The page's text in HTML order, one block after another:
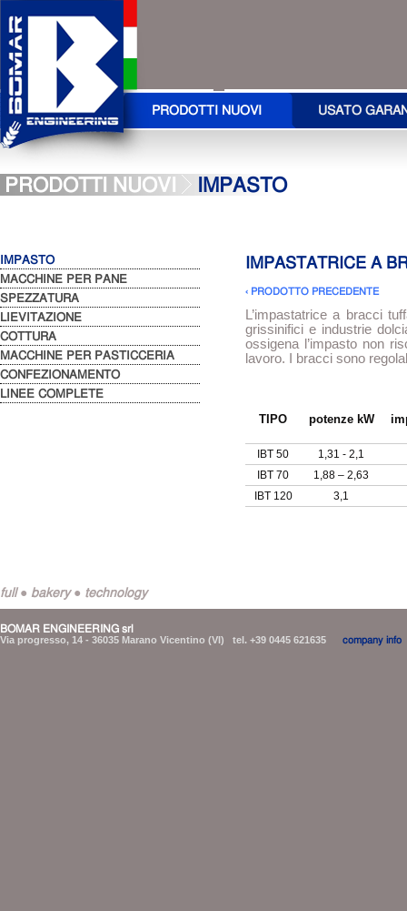
PRODOTTI NUOVI USATO
PRODOTTI NUOVI IMPASTO
IMPASTO
MACCHINE PER PANE
SPEZZATURA
LIEVITAZIONE
COTTURA
MACCHINE PER PASTICCERIA
CONFEZIONAMENTO
LINEE COMPLETE
IMPASTATRICE A
‹ PRODOTTO PRECEDENTE
L’impastatrice a bracci
grissinifici e industrie
ossigena l’impasto non
lavoro. I bracci sono
TIPO potenze kW
IBT 50
1,31 - 2,1
IBT 70
1,88 – 2,63
IBT 120
3,1
full ● bakery ● technology
BOMAR ENGINEERING srl
Via progresso, 14 - 36035 Marano Vicentino (VI) tel. +39 0445 621635 company info